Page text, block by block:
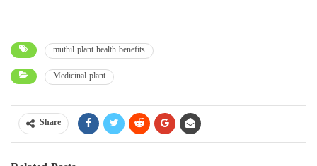
muthil plant health benefits
Medicinal plant
Share